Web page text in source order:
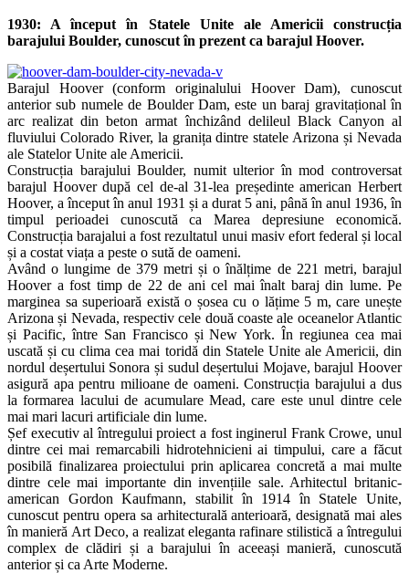
1930: A început în Statele Unite ale Americii construcția
barajului Boulder, cunoscut în prezent ca barajul Hoover.
Barajul Hoover (conform originalului Hoover Dam), cunoscut
anterior sub numele de Boulder Dam, este un baraj gravitațional în
arc realizat din beton armat închizând delileul Black Canyon al
fluviului Colorado River, la granița dintre statele Arizona și Nevada
ale Statelor Unite ale Americii.
Construcția barajului Boulder, numit ulterior în mod controversat
barajul Hoover după cel de-al 31-lea președinte american Herbert
Hoover, a început în anul 1931 și a durat 5 ani, până în anul 1936, în
timpul perioadei cunoscută ca Marea depresiune economică.
Construcția barajalui a fost rezultatul unui masiv efort federal și local
și a costat viața a peste o sută de oameni.
Având o lungime de 379 metri și o înălțime de 221 metri, barajul
Hoover a fost timp de 22 de ani cel mai înalt baraj din lume. Pe
marginea sa superioară există o șosea cu o lățime 5 m, care unește
Arizona și Nevada, respectiv cele două coaste ale oceanelor Atlantic
și Pacific, între San Francisco și New York. În regiunea cea mai
uscată și cu clima cea mai toridă din Statele Unite ale Americii, din
nordul deșertului Sonora și sudul deșertului Mojave, barajul Hoover
asigură apa pentru milioane de oameni. Construcția barajului a dus
la formarea lacului de acumulare Mead, care este unul dintre cele
mai mari lacuri artificiale din lume.
Șef executiv al întregului proiect a fost inginerul Frank Crowe, unul
dintre cei mai remarcabili hidrotehnicieni ai timpului, care a făcut
posibilă finalizarea proiectului prin aplicarea concretă a mai multe
dintre cele mai importante din invențiile sale. Arhitectul britanic-
american Gordon Kaufmann, stabilit în 1914 în Statele Unite,
cunoscut pentru opera sa arhitecturală anterioară, designată mai ales
în manieră Art Deco, a realizat eleganta rafinare stilistică a întregului
complex de clădiri și a barajului în aceeași manieră, cunoscută
anterior și ca Arte Moderne.